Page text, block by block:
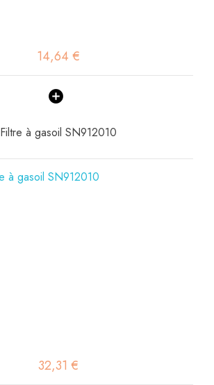
14,64 €
Filtre à gasoil SN912010
32,31 €